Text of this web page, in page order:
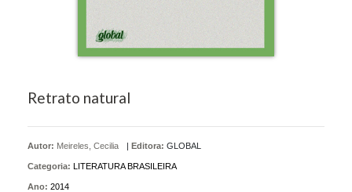
Retrato natural
Autor: Meireles, Cecilia | Editora: GLOBAL
Categoria: LITERATURA BRASILEIRA
Ano: 2014